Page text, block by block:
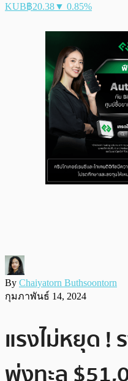
KUB฿20.38▼ 0.85%
By Chaiyatorn Buthsoontorn
กุมภาพันธ์ 14, 2024
แรงไม่หยุด !